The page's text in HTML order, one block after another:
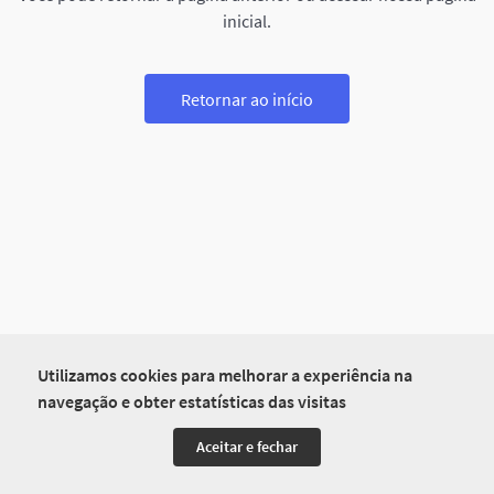
Utilizamos cookies para melhorar a experiência na
navegação e obter estatísticas das visitas
Aceitar e fechar
inicial.
Retornar ao início